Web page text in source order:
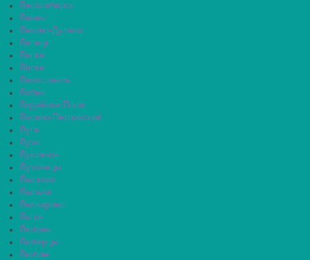
Лесосибирск
Ливны
Ликино-Дулёво
Липецк
Липки
Лиски
Лихославль
Лобня
Лодейное Поле
Лосино-Петровский
Луга
Луза
Лукоянов
Луховицы
Лысково
Лысьва
Лыткарино
Льгов
Любань
Люберцы
Любим